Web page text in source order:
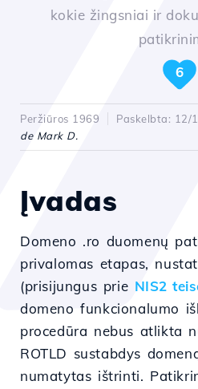
kokie žingsniai ir
6
Peržiūros 1969
Paskelbta: 12/
de Mark D.
Įvadas
Domeno .ro duomenų
privalomas etapas,
(prisijungus prie NIS2
domeno funkcionalumo
procedūra nebus atlikta
ROTLD sustabdys
numatytas ištrinti.